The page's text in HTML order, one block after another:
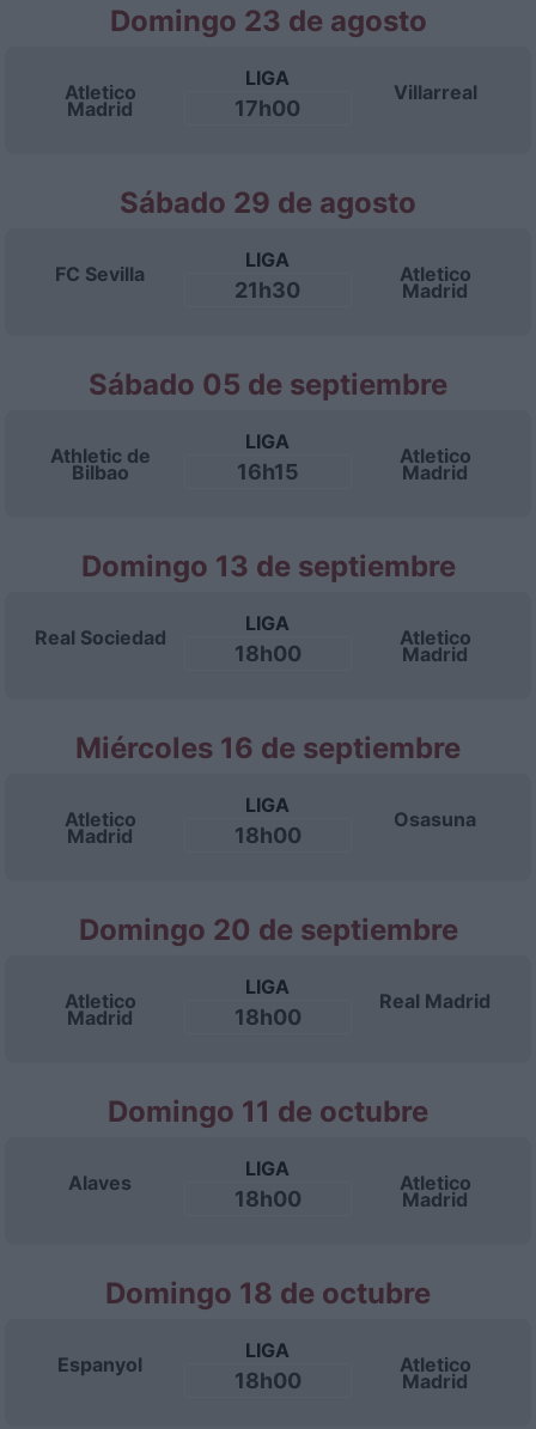
Domingo 23 de agosto
Atletico
Madrid
LIGA
17h00
Villarreal
Sábado 29 de agosto
FC Sevilla
LIGA
21h30
Atletico
Madrid
Sábado 05 de septiembre
Athletic de
Bilbao
LIGA
16h15
Atletico
Madrid
Domingo 13 de septiembre
Real Sociedad
LIGA
18h00
Atletico
Madrid
Miércoles 16 de septiembre
Atletico
Madrid
LIGA
18h00
Osasuna
Domingo 20 de septiembre
Atletico
Madrid
LIGA
18h00
Real Madrid
Domingo 11 de octubre
Alaves
LIGA
18h00
Atletico
Madrid
Domingo 18 de octubre
Espanyol
LIGA
18h00
Atletico
Madrid